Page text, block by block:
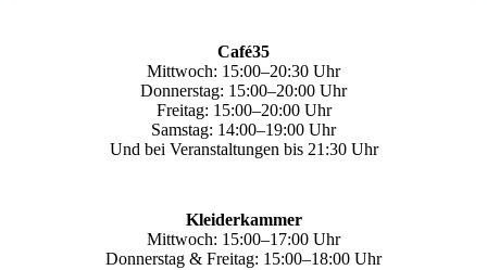
Café35
Mittwoch: 15:00–20:30 Uhr
Donnerstag: 15:00–20:00 Uhr
Freitag: 15:00–20:00 Uhr
Samstag: 14:00–19:00 Uhr
Und bei Veranstaltungen bis 21:30 Uhr
Kleiderkammer
Mittwoch: 15:00–17:00 Uhr
Donnerstag & Freitag: 15:00–18:00 Uhr